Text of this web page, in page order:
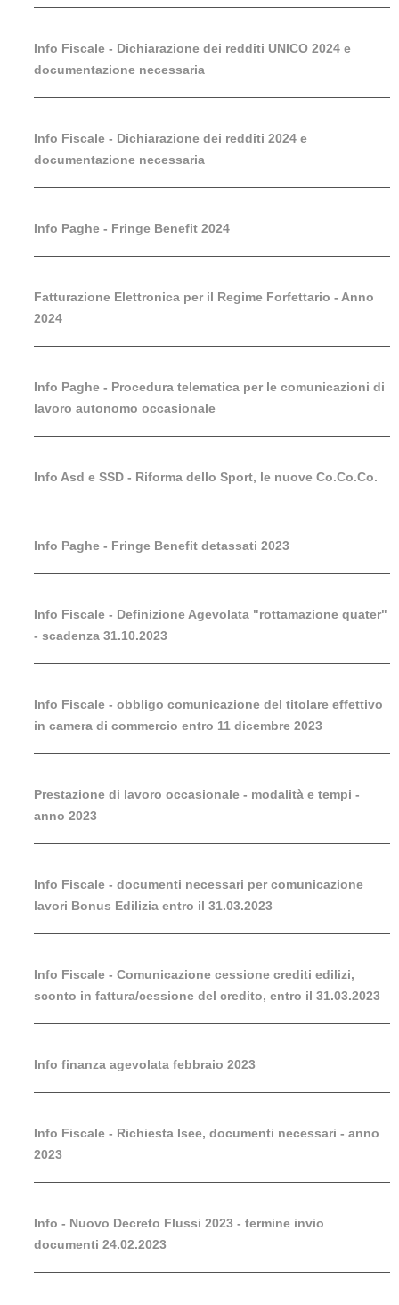
Info Fiscale - Dichiarazione dei redditi UNICO 2024 e
documentazione necessaria
Info Fiscale - Dichiarazione dei redditi 2024 e
documentazione necessaria
Info Paghe - Fringe Benefit 2024
Fatturazione Elettronica per il Regime Forfettario - Anno
2024
Info Paghe - Procedura telematica per le comunicazioni di
lavoro autonomo occasionale
Info Asd e SSD - Riforma dello Sport, le nuove Co.Co.Co.
Info Paghe - Fringe Benefit detassati 2023
Info Fiscale - Definizione Agevolata "rottamazione quater"
- scadenza 31.10.2023
Info Fiscale - obbligo comunicazione del titolare effettivo
in camera di commercio entro 11 dicembre 2023
Prestazione di lavoro occasionale - modalità e tempi -
anno 2023
Info Fiscale - documenti necessari per comunicazione
lavori Bonus Edilizia entro il 31.03.2023
Info Fiscale - Comunicazione cessione crediti edilizi,
sconto in fattura/cessione del credito, entro il 31.03.2023
Info finanza agevolata febbraio 2023
Info Fiscale - Richiesta Isee, documenti necessari - anno
2023
Info - Nuovo Decreto Flussi 2023 - termine invio
documenti 24.02.2023